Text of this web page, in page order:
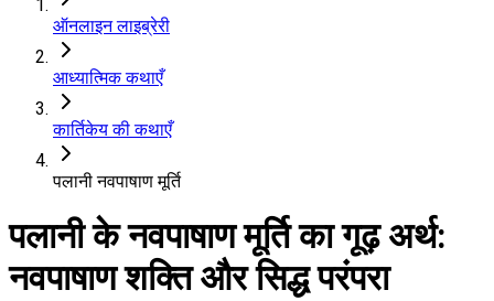
ऑनलाइन लाइब्रेरी
आध्यात्मिक कथाएँ
कार्तिकेय की कथाएँ
पलानी नवपाषाण मूर्ति
पलानी के नवपाषाण मूर्ति का गूढ़ अर्थ:
नवपाषाण शक्ति और सिद्ध परंपरा